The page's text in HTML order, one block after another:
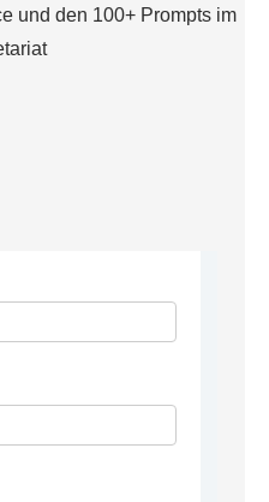
und den 100+ Prompts im